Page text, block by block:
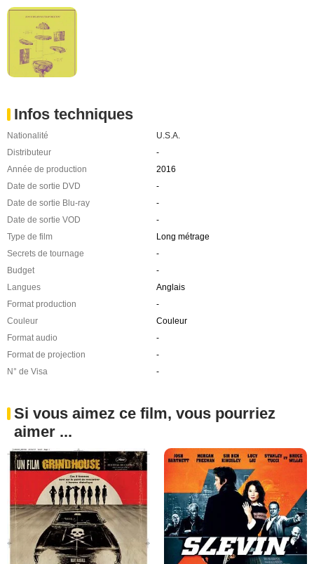
Infos techniques
Nationalité
U.S.A.
Distributeur
-
Année de production
2016
Date de sortie DVD
-
Date de sortie Blu-ray
-
Date de sortie VOD
-
Type de film
Long métrage
Secrets de tournage
-
Budget
-
Langues
Anglais
Format production
-
Couleur
Couleur
Format audio
-
Format de projection
-
N° de Visa
-
Si vous aimez ce film, vous pourriez
aimer ...